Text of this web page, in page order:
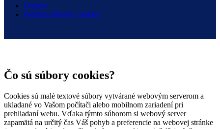
Domov
Politika súborov cookies
Čo sú súbory cookies?
Cookies sú malé textové súbory vytvárané webovým serverom a
ukladané vo Vašom počítači alebo mobilnom zariadení pri
prehliadaní webu. Vďaka týmto súborom si webový server
zapamätá na určitý čas Váš pohyb a preferencie na webovej stránke